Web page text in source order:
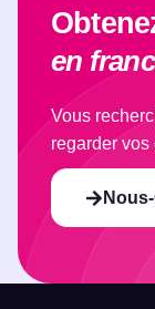
en
Vous
regarder